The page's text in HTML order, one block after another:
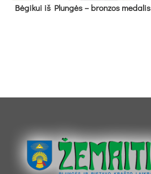
Bė­gi­kui iš Plun­gės – bron­zos me­da­lis